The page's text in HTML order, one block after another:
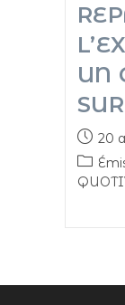
UN
20